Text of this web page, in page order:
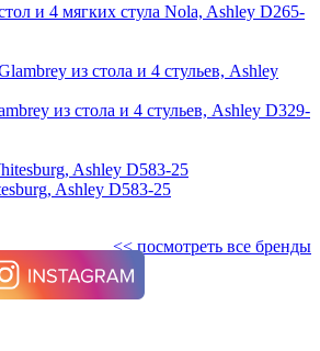
и 4 мягких стула Nola, Ashley D265-
из стола и 4 стульев, Ashley D329-
Ashley D583-25
<< посмотреть все бренды